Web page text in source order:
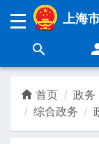
无障碍操作说明
上海
首页 政务
综合政务